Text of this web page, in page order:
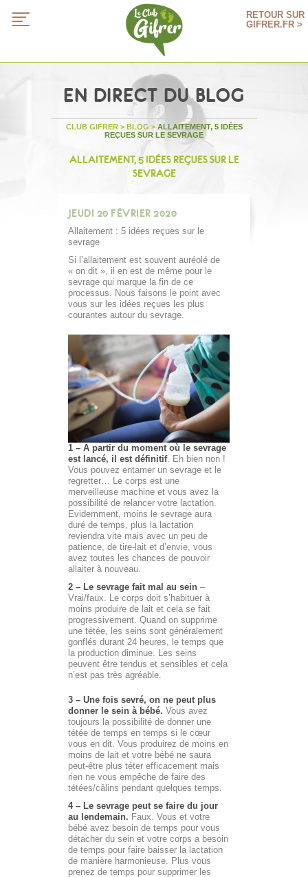
RETOUR SUR
GIFRER.FR >
EN DIRECT DU BLOG
CLUB GIFRER> BLOG > ALLAITEMENT, 5 IDÉES
REÇUES SUR LE SEVRAGE
ALLAITEMENT, 5 IDÉES REÇUES SUR LE
SEVRAGE
JEUDI 20 FÉVRIER 2020
Allaitement : 5 idées reçues sur le
sevrage
Si l’allaitement est souvent auréolé de
« on dit », il en est de même pour le
sevrage qui marque la fin de ce
processus. Nous faisons le point avec
vous sur les idées reçues les plus
courantes autour du sevrage.
1 – A partir du moment où le sevrage
est lancé, il est définitif. Eh bien non !
Vous pouvez entamer un sevrage et le
regretter… Le corps est une
merveilleuse machine et vous avez la
possibilité de relancer votre lactation.
Evidemment, moins le sevrage aura
duré de temps, plus la lactation
reviendra vite mais avec un peu de
patience, de tire-lait et d’envie, vous
avez toutes les chances de pouvoir
allaiter à nouveau.
2 – Le sevrage fait mal au sein –
Vrai/faux. Le corps doit s’habituer à
moins produire de lait et cela se fait
progressivement. Quand on supprime
une tétée, les seins sont généralement
gonflés durant 24 heures, le temps que
la production diminue. Les seins
peuvent être tendus et sensibles et cela
n’est pas très agréable.
3 – Une fois sevré, on ne peut plus
donner le sein à bébé. Vous avez
toujours la possibilité de donner une
tétée de temps en temps si le cœur
vous en dit. Vous produirez de moins en
moins de lait et votre bébé ne saura
peut-être plus téter efficacement mais
rien ne vous empêche de faire des
tétées/câlins pendant quelques temps.
4 – Le sevrage peut se faire du jour
au lendemain. Faux. Vous et votre
bébé avez besoin de temps pour vous
détacher du sein et votre corps a besoin
de temps pour faire baisser la lactation
de manière harmonieuse. Plus vous
prenez de temps pour supprimer les